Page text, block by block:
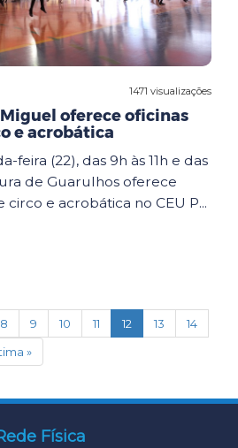
1471 visualizações
Miguel oferece oficinas
e acrobática
feira (22), das 9h às 11h e das
de Guarulhos oferece
circo e acrobática no CEU P...
8 9 10 11 12 (current)
13
14
»
Física